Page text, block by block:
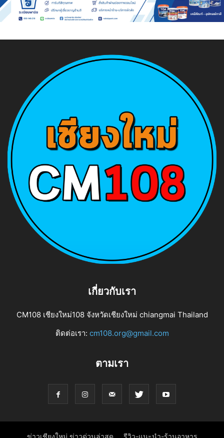
เกี่ยวกับเรา
CM108 เชียงใหม่108 จังหวัดเชียงใหม่ chiangmai Thailand
ติดต่อเรา: cm108.org@gmail.com
ตามเรา
ข่าวเชียงใหม่ ข่าวด่วนล่าสุด รีวิว-แนะนำ-ร้านอาหาร